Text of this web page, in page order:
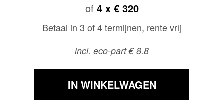
of4 x € 320
Betaal in 3 of 4 termijnen, rente vrij
incl. eco-part € 8.8
IN WINKELWAGEN